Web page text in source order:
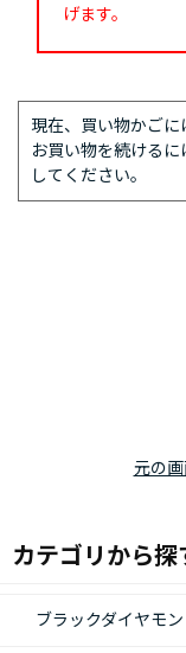
げます。
現在、買い物かごに
お買い物を続ける
してください。
元の
カテゴリから探
ブラックダイヤモン